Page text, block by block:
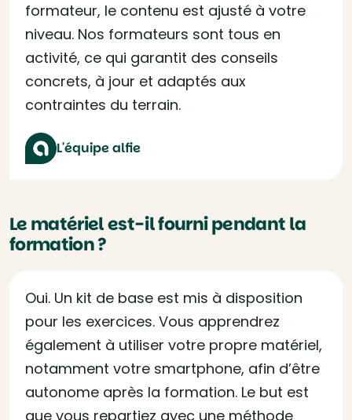
formateur, le contenu est ajusté à votre
niveau. Nos formateurs sont tous en
activité, ce qui garantit des conseils
concrets, à jour et adaptés aux
contraintes du terrain.
L'équipe alfie
Le matériel est-il fourni pendant la
formation ?
Oui. Un kit de base est mis à disposition
pour les exercices. Vous apprendrez
également à utiliser votre propre matériel,
notamment votre smartphone, afin d’être
autonome après la formation. Le but est
que vous repartiez avec une méthode